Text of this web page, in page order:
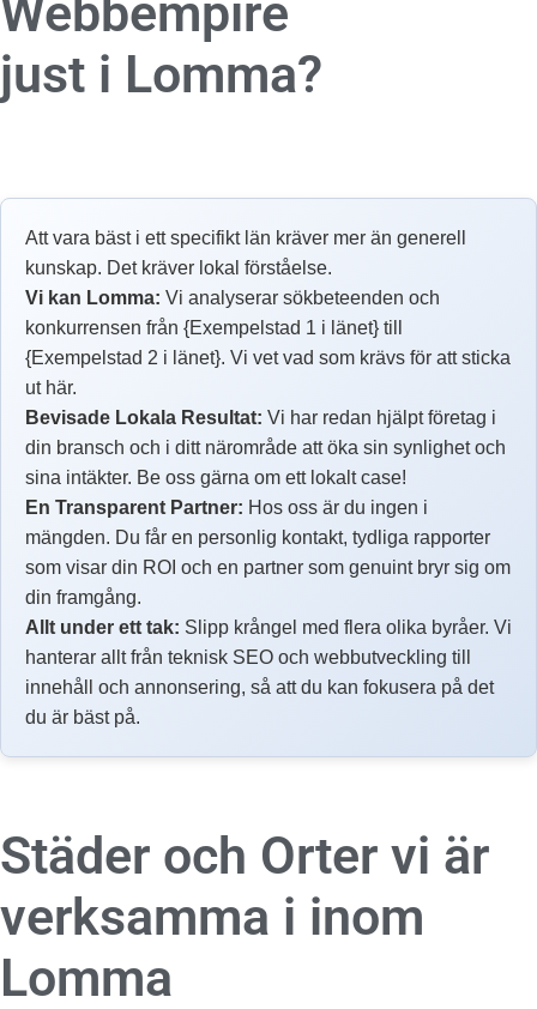
Webbempire
just i Lomma?
Att vara bäst i ett specifikt län kräver mer än generell
kunskap. Det kräver lokal förståelse.
Vi kan Lomma: Vi analyserar sökbeteenden och
konkurrensen från {Exempelstad 1 i länet} till
{Exempelstad 2 i länet}. Vi vet vad som krävs för att sticka
ut här.
Bevisade Lokala Resultat: Vi har redan hjälpt företag i
din bransch och i ditt närområde att öka sin synlighet och
sina intäkter. Be oss gärna om ett lokalt case!
En Transparent Partner: Hos oss är du ingen i
mängden. Du får en personlig kontakt, tydliga rapporter
som visar din ROI och en partner som genuint bryr sig om
din framgång.
Allt under ett tak: Slipp krångel med flera olika byråer. Vi
hanterar allt från teknisk SEO och webbutveckling till
innehåll och annonsering, så att du kan fokusera på det
du är bäst på.
Städer och Orter vi är
verksamma i inom
Lomma